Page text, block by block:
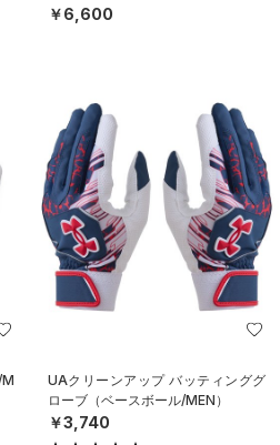
ル/MEN）
￥6,600
UAクリーンアップ バッティンググ
ローブ（ベースボール/MEN）
￥3,740